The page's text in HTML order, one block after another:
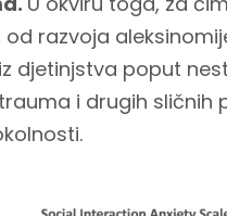
od razvoja
djetinjstva poput
i drugih sličnih